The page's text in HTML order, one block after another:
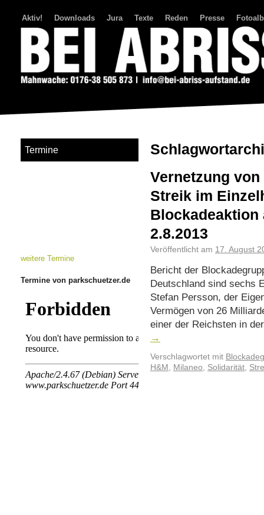
Aktiv! Downloads Jura Texte Reden Presse
Vernetzung
Streik im
Blockadeaktion
2.8.2013
Veröffentlicht am 17. August
Bericht der
Deutschland sind sechs
Stefan Persson, der
Vermögen von 26
einer der Reichsten in
→
Verschlagwortet mit
H&M , Milaneo, Solidarität,
Termine
weitere Termine
Termine von parkschuetzer.de